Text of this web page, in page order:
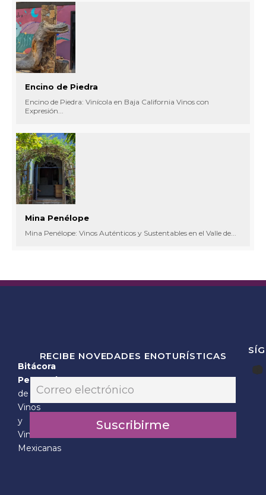
Encino de Piedra
Encino de Piedra: Vinícola en Baja California Vinos con
Expresión...
Mina Penélope
Mina Penélope: Vinos Auténticos y Sustentables en el Valle de...
Bitácora
Personal
de
Vinos
y
Vinícolas
Mexicanas
RECIBE NOVEDADES ENOTURÍSTICAS
m
i
m
a
m
a
i
*
Suscribirme